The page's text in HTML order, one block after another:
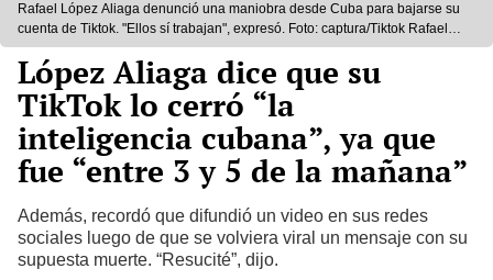
Rafael López Aliaga denunció una maniobra desde Cuba para bajarse su
cuenta de Tiktok. "Ellos sí trabajan", expresó. Foto: captura/Tiktok Rafael
López Aliaga.
López Aliaga dice que su
TikTok lo cerró “la
inteligencia cubana”, ya que
fue “entre 3 y 5 de la mañana”
Además, recordó que difundió un video en sus redes
sociales luego de que se volviera viral un mensaje con su
supuesta muerte. “Resucité”, dijo.